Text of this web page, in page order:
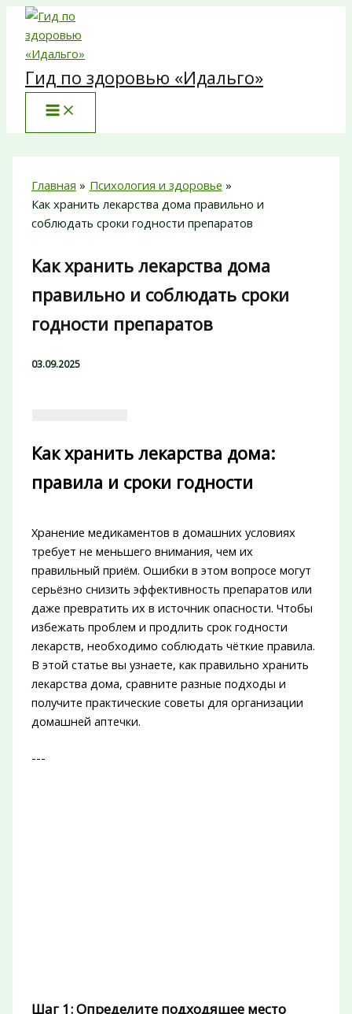
Перейти
содержимому
Гид по здоровью «Идальго»
Главная
Психология и здоровье
Как хранить лекарства дома правильно и
соблюдать сроки годности препаратов
Как хранить лекарства дома
правильно и соблюдать сроки
годности препаратов
03.09.2025
Как хранить лекарства дома:
правила и сроки годности
Хранение медикаментов в домашних условиях
требует не меньшего внимания, чем их
правильный приём. Ошибки в этом вопросе могут
серьёзно снизить эффективность препаратов или
даже превратить их в источник опасности. Чтобы
избежать проблем и продлить срок годности
лекарств, необходимо соблюдать чёткие правила.
В этой статье вы узнаете, как правильно хранить
лекарства дома, сравните разные подходы и
получите практические советы для организации
домашней аптечки.
---
Шаг 1: Определите подходящее место